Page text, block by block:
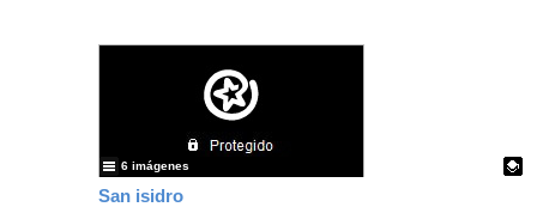
San isidro
6 imágenes